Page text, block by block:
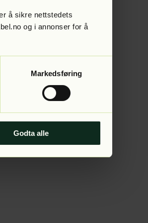
å sikre nettstedets
og i annonser for å
Markedsføring
Godta alle